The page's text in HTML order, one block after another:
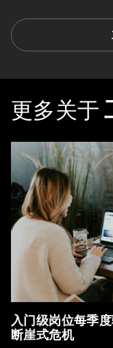
更多关于
入门级岗位每季
断崖式危机